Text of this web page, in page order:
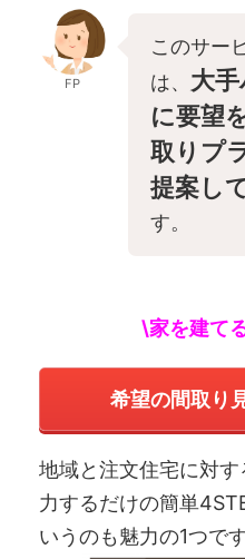
FP
このサー
は、 大
に要望
取りプ
提案し
す。
\家を建て
希望の間取り
地域と注文住宅に対
力するだけの簡単
いうのも魅力の1つです